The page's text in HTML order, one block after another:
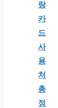
랑
카
드
사
용
처
총
정